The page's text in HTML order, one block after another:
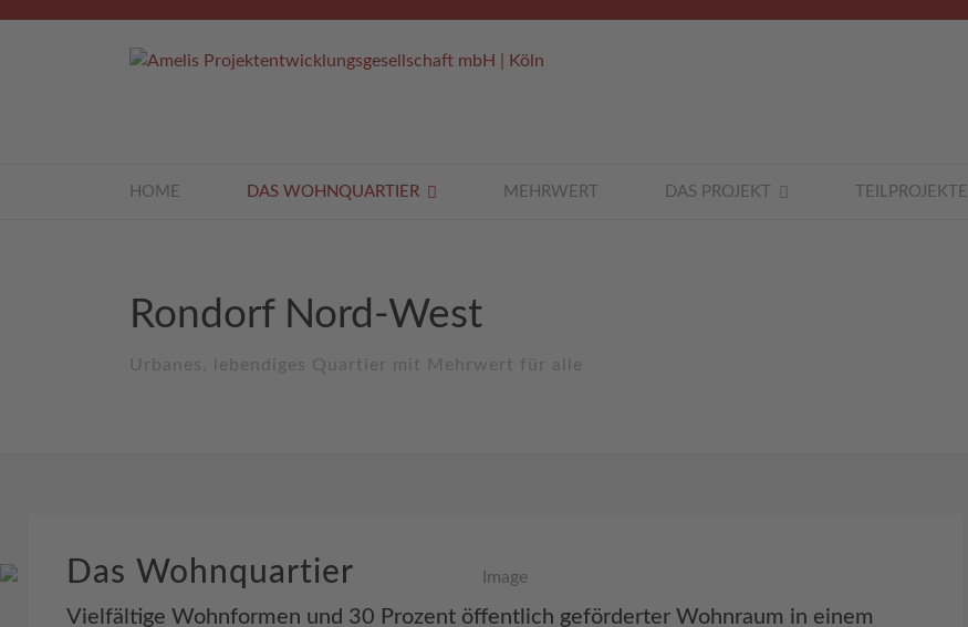
HOME DAS WOHNQUARTIER MEHRWERT DAS PROJEKT TEILPROJEKTE
Rondorf Nord-West
Urbanes, lebendiges Quartier mit Mehrwert für alle
Das Wohnquartier
Vielfältige Wohnformen und 30 Prozent öffentlich geförderter Wohnraum in einem